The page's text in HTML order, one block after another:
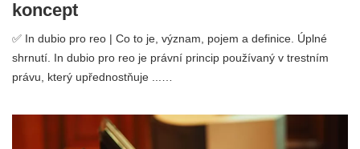
koncept
✅ In dubio pro reo | Co to je, význam, pojem a definice. Úplné
shrnutí. In dubio pro reo je právní princip používaný v trestním
právu, který upřednostňuje ...…